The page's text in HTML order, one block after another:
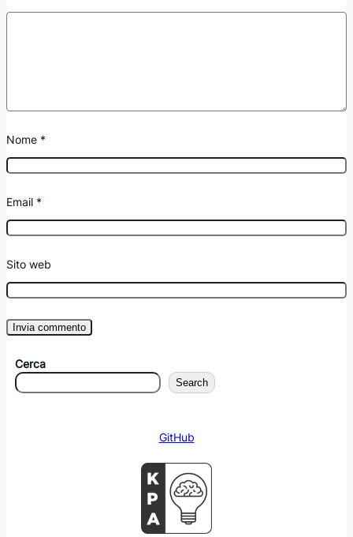
Nome *
Email *
Sito web
Cerca
Search
GitHub